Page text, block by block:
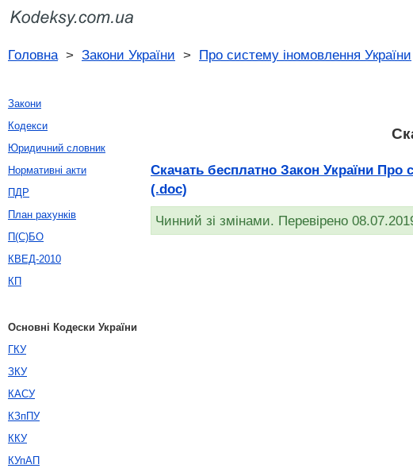
Головна> Закони України > Про систему іномовлення України
Скачать бесплатно Закон України Про
(.doc)
Чинний зі змінами. Перевірено
Закони
Кодекси
Юридичний словник
Нормативні акти
ПДР
План рахунків
П(С)БО
КВЕД-2010
КП
Основні Кодески України
ГКУ
ЗКУ
КАСУ
КЗпПУ
ККУ
КУпАП